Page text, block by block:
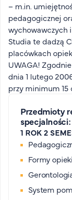
– m.in.
pedagogicznej
wychowawczych
Studia te dadzą
placówkach
UWAGA!
dnia 1 lutego
przy minimum
Przedmioty
specjalności:
1 ROK 2
Formy
System